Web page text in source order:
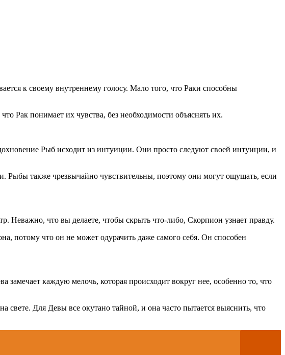
к своему внутреннему голосу. Мало того, что Раки способны
Рак понимает их чувства, без необходимости объяснять их.
Рыб исходит из интуиции. Они просто следуют своей интуиции, и
Рыбы также чрезвычайно чувствительны, поэтому они могут ощущать, если
Неважно, что вы делаете, чтобы скрыть что-либо, Скорпион узнает правду.
потому что он не может одурачить даже самого себя. Он способен
замечает каждую мелочь, которая происходит вокруг нее, особенно то, что
свете. Для Девы все окутано тайной, и она часто пытается выяснить, что